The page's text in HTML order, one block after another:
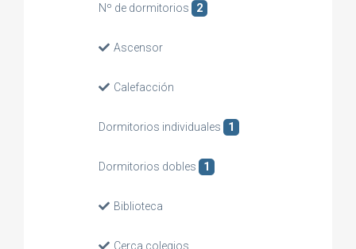
Nº de dormitorios 2
Ascensor
Calefacción
Dormitorios individuales 1
Dormitorios dobles 1
Biblioteca
Cerca colegios